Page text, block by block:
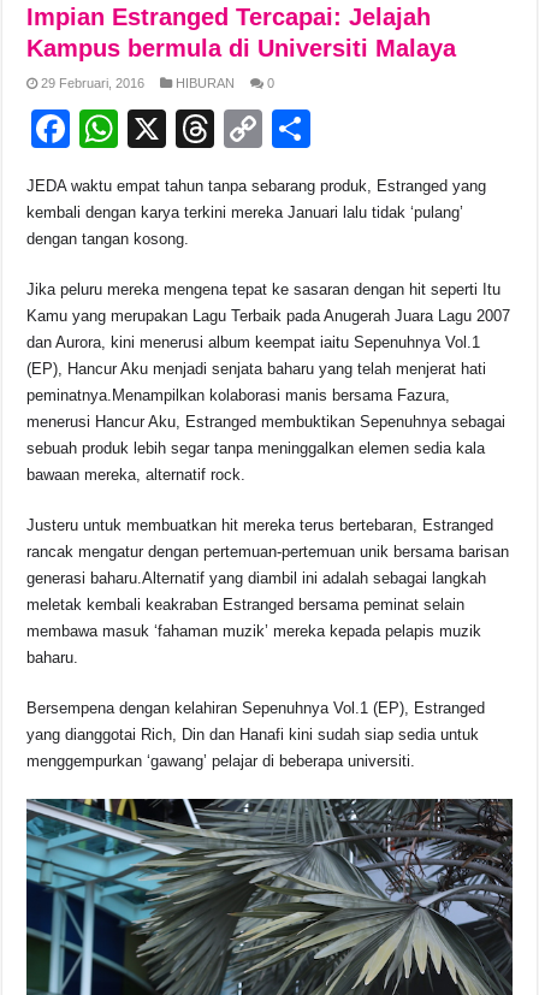
e
b
o
o
s
A
p
p
a
d
s
y
Li
n
k
e
Impian Estranged Tercapai: Jelajah
Kampus bermula di Universiti Malaya
29 Februari, 2016 HIBURAN 0
F
c
e
b
o
o
k
W
at
s
A
p
p
X
T
e
d
s
C
p
Li
n
k
ar
JEDA waktu empat tahun tanpa sebarang produk, Estranged yang
kembali dengan karya terkini mereka Januari lalu tidak ‘pulang’
dengan tangan kosong.
Jika peluru mereka mengena tepat ke sasaran dengan hit seperti Itu
Kamu yang merupakan Lagu Terbaik pada Anugerah Juara Lagu 2007
dan Aurora, kini menerusi album keempat iaitu Sepenuhnya Vol.1
(EP), Hancur Aku menjadi senjata baharu yang telah menjerat hati
peminatnya. Menampilkan kolaborasi manis bersama Fazura,
menerusi Hancur Aku, Estranged membuktikan Sepenuhnya sebagai
sebuah produk lebih segar tanpa meninggalkan elemen sedia kala
bawaan mereka, alternatif rock.
Justeru untuk membuatkan hit mereka terus bertebaran, Estranged
rancak mengatur dengan pertemuan-pertemuan unik bersama barisan
generasi baharu.Alternatif yang diambil ini adalah sebagai langkah
meletak kembali keakraban Estranged bersama peminat selain
membawa masuk ‘fahaman muzik’ mereka kepada pelapis muzik
baharu.
Bersempena dengan kelahiran Sepenuhnya Vol.1 (EP), Estranged
yang dianggotai Rich, Din dan Hanafi kini sudah siap sedia untuk
menggempurkan ‘gawang’ pelajar di beberapa universiti.